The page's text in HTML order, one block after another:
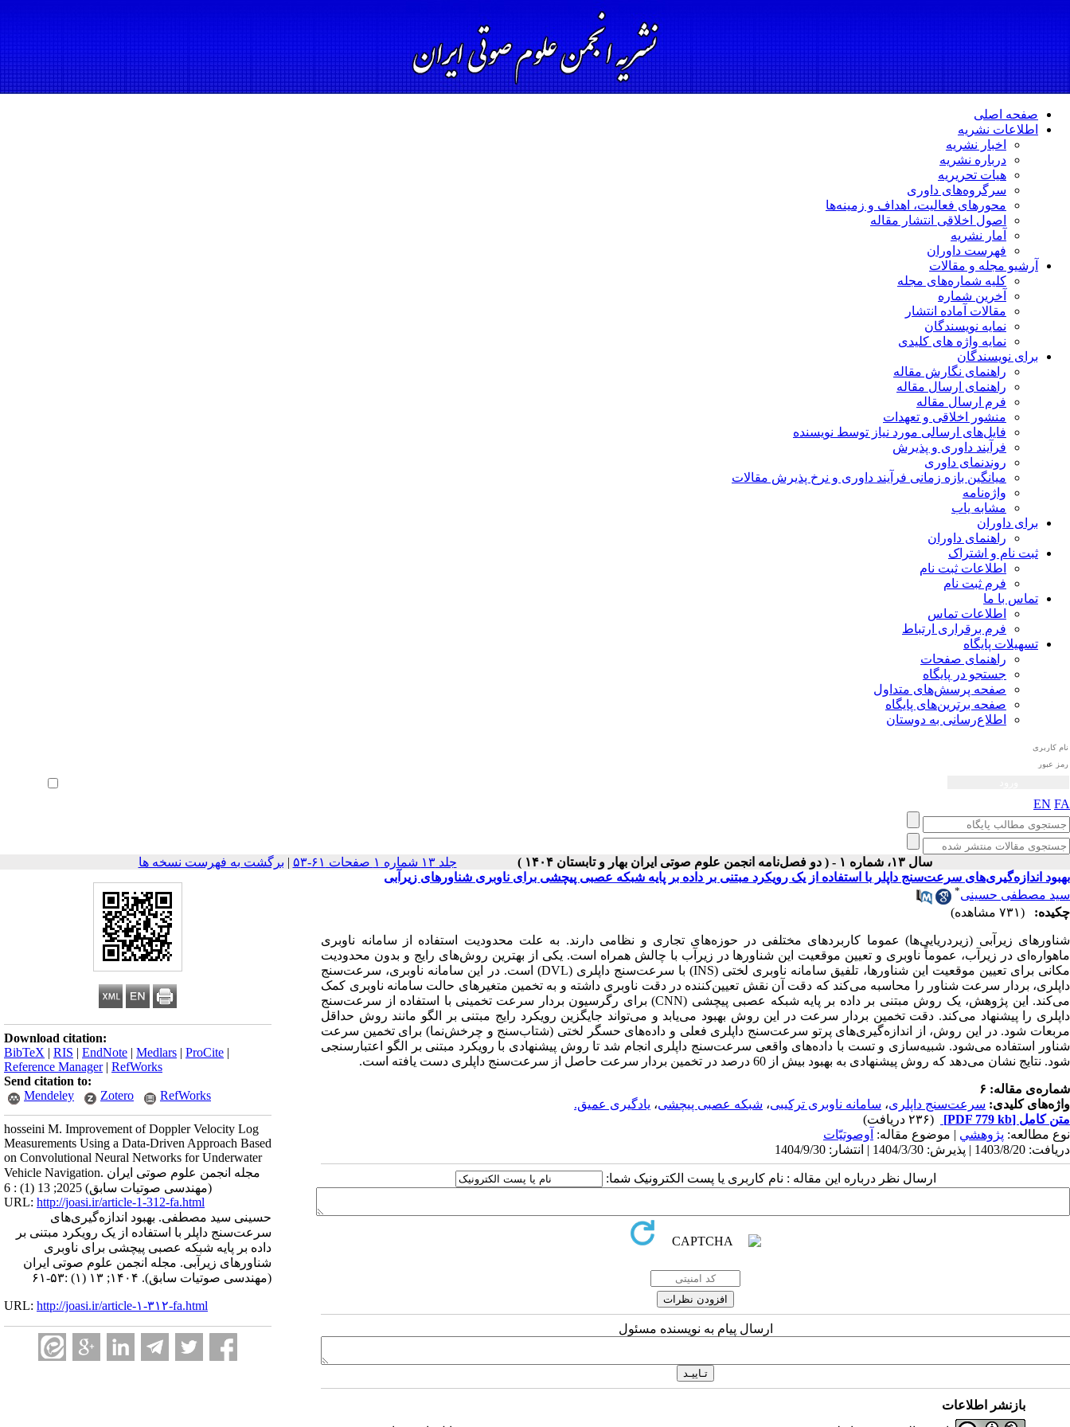
صفحه اصلی
اطلاعات نشریه
اخبار نشریه
درباره نشریه
هیات تحریریه
سرگروه‌های داوری
محورهای فعالیت، اهداف و زمینه‌ها
اصول اخلاقی انتشار مقاله
آمار نشریه
فهرست داوران
آرشیو مجله و مقالات
کلیه شماره‌های مجله
آخرین شماره
مقالات آماده انتشار
نمایه نویسندگان
نمایه واژه های کلیدی
برای نویسندگان
راهنمای نگارش مقاله
راهنمای ارسال مقاله
فرم ارسال مقاله
منشور اخلاقی و تعهدات
فایل‌های ارسالی مورد نیاز توسط نویسنده
فرآیند داوری و پذیرش
روندنمای داوری
میانگین بازه زمانی فرآیند داوری و نرخ پذیرش مقالات
واژه‌نامه
مشابه یاب
برای داوران
راهنمای داوران
ثبت نام و اشتراک
اطلاعات ثبت نام
فرم ثبت نام
تماس با ما
اطلاعات تماس
فرم برقراری ارتباط
تسهیلات پایگاه
راهنمای صفحات
جستجو در پایگاه
صفحه پرسش‌های متداول
صفحه برترین‌های پایگاه
اطلاع‌رسانی به دوستان
EN FA
سال ۱۳، شماره ۱ - ( دو فصل‌نامه انجمن علوم صوتی ايران بهار و تابستان ۱۴۰۴ ) جلد ۱۳ شماره ۱ صفحات ۶۱-۵۳ | برگشت به فهرست نسخه ها
Download citation:
BibTeX | RIS | EndNote | Medlars | ProCite |
Reference Manager| RefWorks
Send citation to:
Mendeley
Zotero RefWorks
hosseini M. Improvement of Doppler Velocity Log
Measurements Using a Data-Driven Approach Based
on Convolutional Neural Networks for Underwater
Vehicle Navigation. مجله انجمن علوم صوتی ایران
(مهندسی صوتیات سابق) 2025; 13 (1) : 6
URL: http://joasi.ir/article-1-312-fa.html
حسینی سید مصطفی. بهبود اندازه‌گیری‌های
سرعت‌سنج داپلر با استفاده از یک رویکرد مبتنی بر
داده بر پایه شبکه عصبی پیچشی‌ برای ناوبری
شناورهای زیرآبی. مجله انجمن علوم صوتی ایران
(مهندسی صوتیات سابق). ۱۴۰۴; ۱۳ (۱) :۵۳-۶۱
URL: http://joasi.ir/article-۱-۳۱۲-fa.html
بهبود اندازه‌گیری‌های سرعت‌سنج داپلر با استفاده از یک رویکرد مبتنی بر داده بر پایه شبکه عصبی پیچشی‌ برای ناوبری شناورهای زیرآبی
سید مصطفی حسینی*
چکیده: (۷۳۱ مشاهده)
شناورهای زیرآبی (زیردریایی‌ها) عموما کاربردهای مختلفی در حوزه‌های تجاری و نظامی دارند. به علت محدودیت استفاده از سامانه‌ ناوبری
ماهواره‌ای در زیرآب، عموماً ناوبری و تعیین موقعیت این شناورها در زیرآب با چالش همراه است. یکی از بهترین روش‌های رایج و بدون محدودیت
مکانی برای تعیین موقعیت این شناورها، تلفیق سامانه‌ ناوبری لختی (INS) با سرعت‌سنج داپلری (DVL) است. در این سامانه‌ ناوبری، سرعت‌سنج
داپلری، بردار سرعت شناور را محاسبه می‌کند که دقت آن نقش تعیین‌کننده در دقت ناوبری داشته و به تخمین متغیرهای حالت سامانه‌ ناوبری کمک
می‌کند. این پژوهش، یک روش مبتنی بر داده بر پایه شبکه عصبی پیچشی (CNN) برای رگرسیون بردار سرعت تخمینی با استفاده از سرعت‌سنج
داپلری را پیشنهاد می‌کند. دقت تخمین بردار سرعت در این روش بهبود می‌یابد و می‌تواند جایگزین رویکرد رایج مبتنی بر الگو مانند روش حداقل
مربعات شود. در این روش، از اندازه‌گیری‌های پرتو سرعت‌سنج داپلری فعلی و داده‌های حسگر لختی (شتاب‌سنج و چرخش‌نما) برای تخمین سرعت
شناور استفاده می‌شود. شبیه‌سازی و تست با داده‌های واقعی سرعت‌سنج داپلری انجام شد تا روش پیشنهادی با رویکرد مبتنی بر الگو اعتبارسنجی
شود. نتایج نشان می‌دهد که روش پیشنهادی به بهبود بیش از 60 درصد در تخمین بردار سرعت حاصل از سرعت‌سنج داپلری دست یافته است.
شماره‌ی مقاله: ۶
واژه‌های کلیدی: سرعت‌سنج‌ داپلری، سامانه‌ ناوبری ترکیبی، شبکه عصبی پیچشی‌، یادگیری عمیق.
متن کامل [PDF 779 kb]
(۲۳۶ دریافت)
نوع مطالعه: پژوهشي | موضوع مقاله: آوصوتیّات
دریافت: 1403/8/20 | پذیرش: 1404/3/30 | انتشار: 1404/9/30
ارسال نظر درباره این مقاله : نام کاربری یا پست الکترونیک شما:
ارسال پیام به نویسنده مسئول
بازنشر اطلاعات